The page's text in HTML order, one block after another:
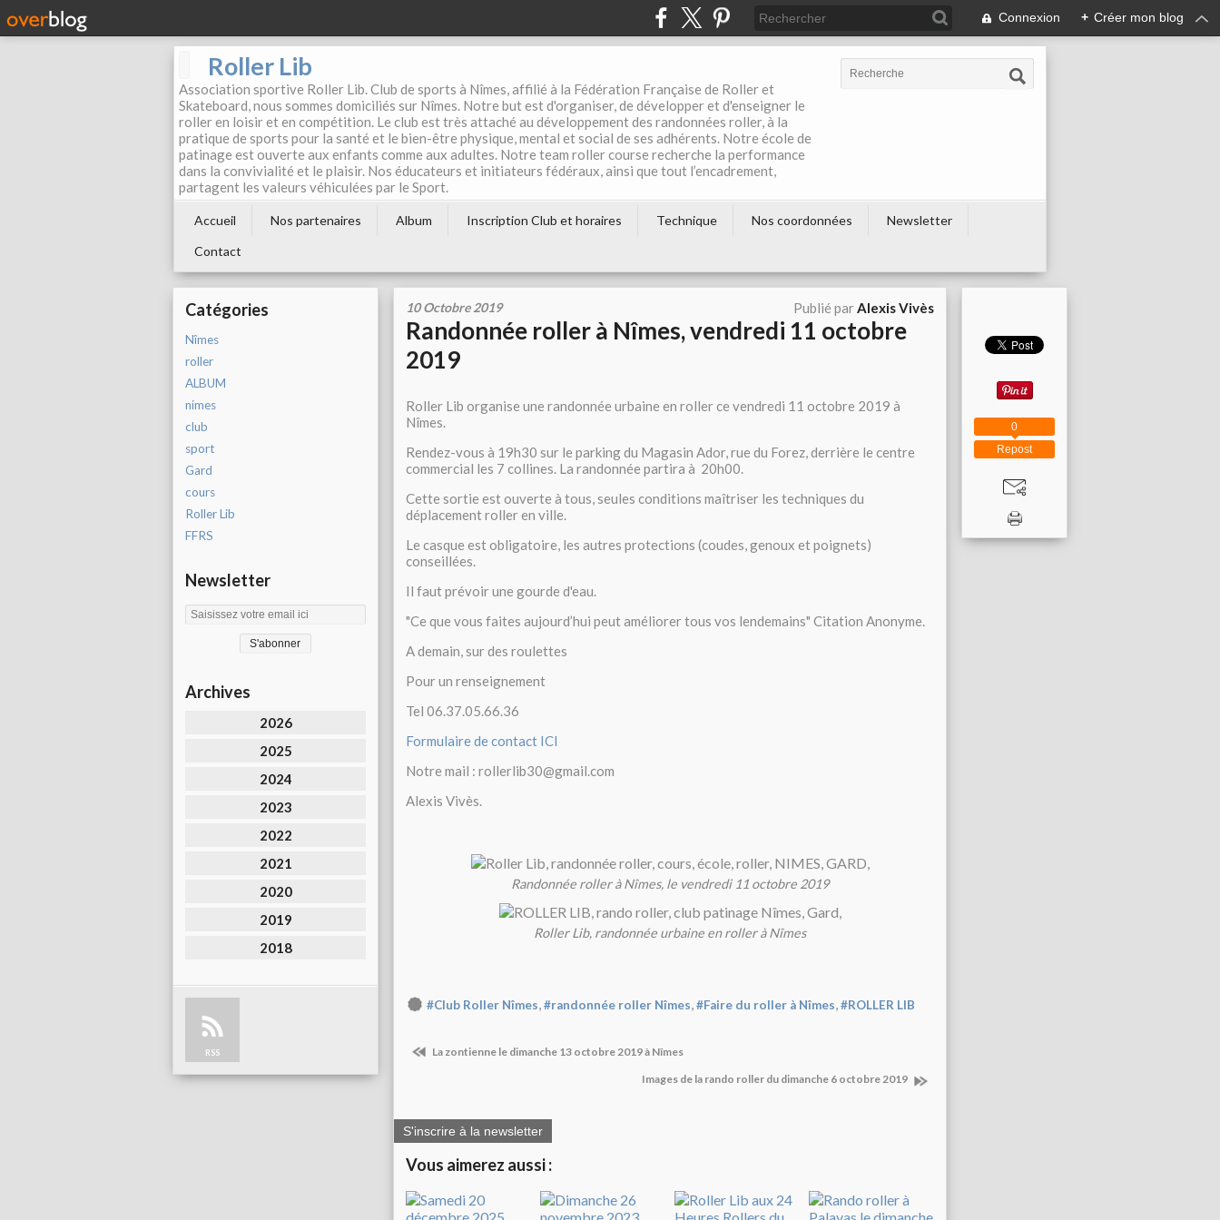
Connexion + Créer mon blog
Roller Lib
Association sportive Roller Lib. Club de sports à Nîmes, affilié à la Fédération Française de Roller et
Skateboard, nous sommes domiciliés sur Nîmes. Notre but est d'organiser, de développer et d'enseigner le
roller en loisir et en compétition. Le club est très attaché au développement des randonnées roller, à la
pratique de sports pour la santé et le bien-être physique, mental et social de ses adhérents. Notre école de
patinage est ouverte aux enfants comme aux adultes. Notre team roller course recherche la performance
dans la convivialité et le plaisir. Nos éducateurs et initiateurs fédéraux, ainsi que tout l’encadrement,
partagent les valeurs véhiculées par le Sport.
Accueil Nos partenaires Album Inscription Club et horaires Technique Nos coordonnées
Newsletter
Contact
Catégories
Nîmes
roller
ALBUM
nimes
club
sport
Gard
cours
Roller Lib
FFRS
Newsletter
Archives
2026
2025
2024
2023
2022
2021
2020
2019
2018
RSS
10 Octobre 2019 Publié parAlexis Vivès
Randonnée roller à Nîmes, vendredi 11 octobre
2019
Roller Lib organise une randonnée urbaine en roller ce vendredi 11 octobre 2019 à
Nîmes.
Rendez-vous à 19h30 sur le parking du Magasin Ador, rue du Forez, derrière le centre
commercial les 7 collines. La randonnée partira à 20h00.
Cette sortie est ouverte à tous, seules conditions maîtriser les techniques du
déplacement roller en ville.
Le casque est obligatoire, les autres protections (coudes, genoux et poignets)
conseillées.
Il faut prévoir une gourde d'eau.
"Ce que vous faites aujourd’hui peut améliorer tous vos lendemains" Citation Anonyme.
A demain, sur des roulettes
Pour un renseignement
Tel 06.37.05.66.36
Formulaire de contact ICI
Notre mail : rollerlib30@gmail.com
Alexis Vivès.
Randonnée roller à Nîmes, le vendredi 11 octobre 2019
Roller Lib, randonnée urbaine en roller à Nîmes
#Club Roller Nîmes,#randonnée roller Nîmes,#Faire du roller à Nîmes,#ROLLER LIB
La zontienne le dimanche 13 octobre 2019 à Nîmes
Images de la rando roller du dimanche 6 octobre 2019
S'inscrire à la newsletter
Vous aimerez aussi :
Repost
0